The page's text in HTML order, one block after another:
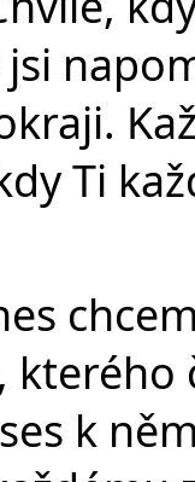
jsi
Ti
k